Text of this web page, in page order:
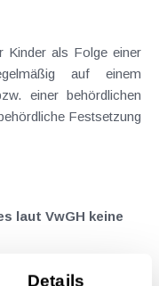
Details
Kinder als Folge einer
auf einem
einer behördlichen
Festsetzung
laut VwGH keine